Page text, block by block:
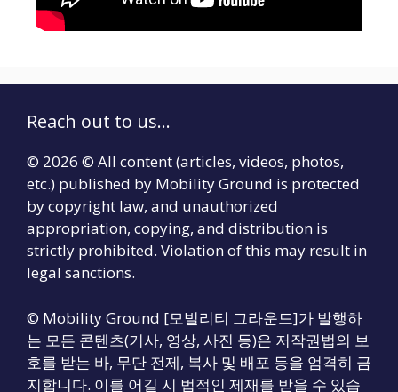
Reach out to us...
© 2026 © All content (articles, videos, photos,
etc.) published by Mobility Ground is protected
by copyright law, and unauthorized
appropriation, copying, and distribution is
strictly prohibited. Violation of this may result in
legal sanctions.
© Mobility Ground [모빌리티 그라운드]가 발행하
는 모든 콘텐츠(기사, 영상, 사진 등)은 저작권법의 보
호를 받는 바, 무단 전제, 복사 및 배포 등을 엄격히 금
지합니다. 이를 어길 시 법적인 제재를 받을 수 있습